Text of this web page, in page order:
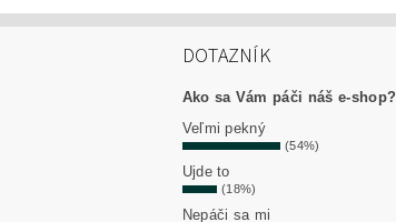
DOTAZNÍK
Ako sa Vám páči náš e-shop?
Veľmi pekný
(54%)
Ujde to
(18%)
Nepáči sa mi